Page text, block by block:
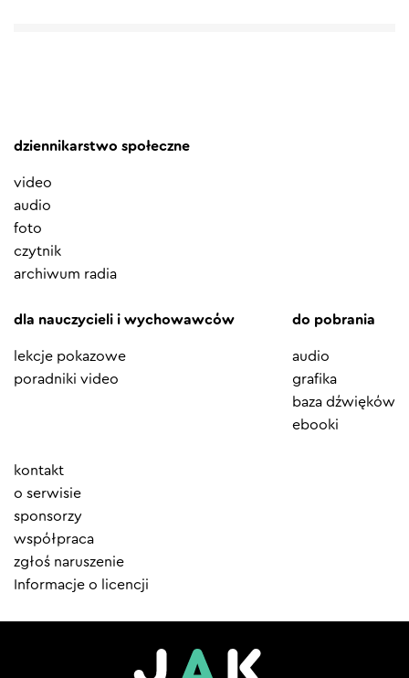
dziennikarstwo społeczne
video
audio
foto
czytnik
archiwum radia
dla nauczycieli i wychowawców
lekcje pokazowe
poradniki video
do pobrania
audio
grafika
baza dźwięków
ebooki
Element
menu
kontakt
o serwisie
sponsorzy
współpraca
zgłoś naruszenie
Informacje o licencji